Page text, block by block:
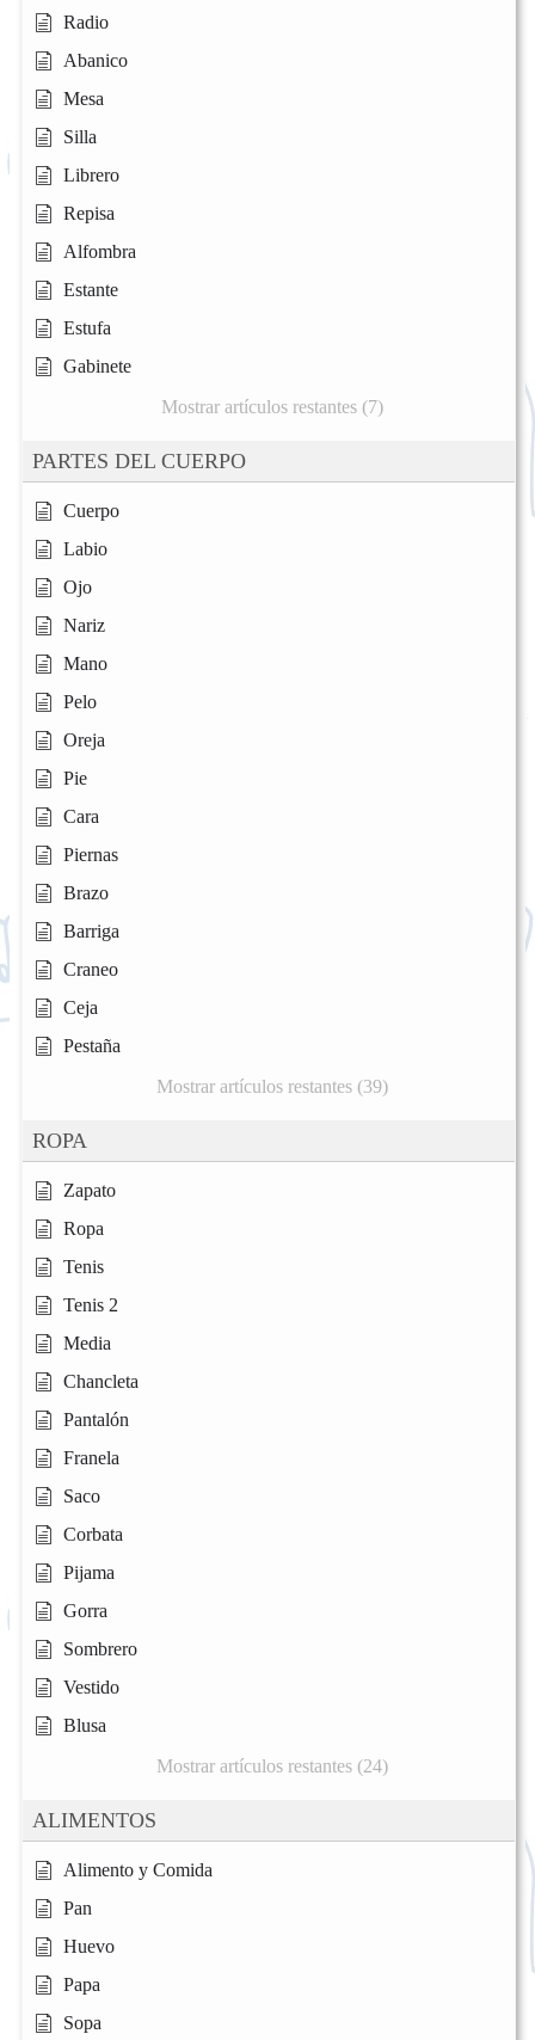
Radio
Abanico
Mesa
Silla
Librero
Repisa
Alfombra
Estante
Estufa
Gabinete
Mostrar artículos restantes (7)
PARTES DEL CUERPO
Cuerpo
Labio
Ojo
Nariz
Mano
Pelo
Oreja
Pie
Cara
Piernas
Brazo
Barriga
Craneo
Ceja
Pestaña
Mostrar artículos restantes (39)
ROPA
Zapato
Ropa
Tenis
Tenis 2
Media
Chancleta
Pantalón
Franela
Saco
Corbata
Pijama
Gorra
Sombrero
Vestido
Blusa
Mostrar artículos restantes (24)
ALIMENTOS
Alimento y Comida
Pan
Huevo
Papa
Sopa